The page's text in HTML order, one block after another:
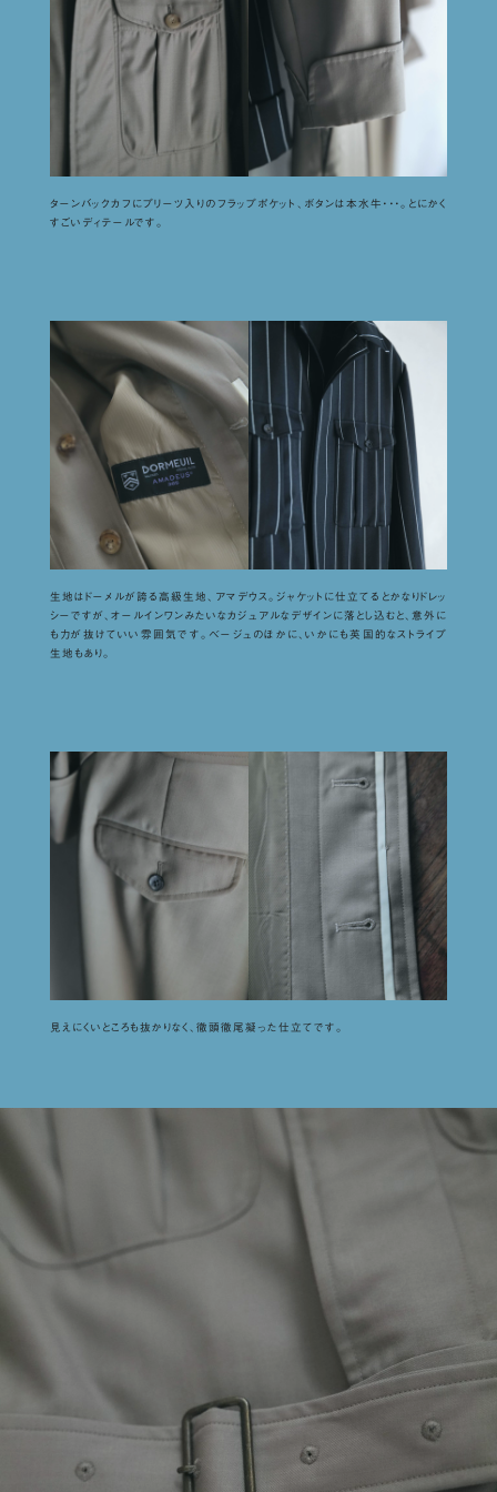
ターンバックカフにプリーツ入りのフラップポケット、ボタンは本水牛・・・。とにかく
すごいディテールです。
生地はドーメルが誇る高級生地、アマデウス。ジャケットに仕立てるとかなりドレッ
シーですが、オールインワンみたいなカジュアルなデザインに落とし込むと、意外に
も力が抜けていい雰囲気です。ベージュのほかに、いかにも英国的なストライプ
生地もあり。
見えにくいところも抜かりなく、徹頭徹尾凝った仕立てです。